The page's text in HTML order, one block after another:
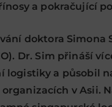
a pokračující
doktora Simona
Dr. Sim přináší
logistiky a působil
v Asii.